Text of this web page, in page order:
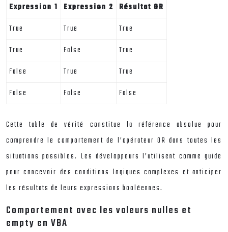
Expression 1 Expression 2 Résultat OR
True
True
True
True
False
True
False
True
True
False
False False
Cette table de vérité constitue la référence absolue pour
comprendre le comportement de l’opérateur OR dans toutes les
situations possibles. Les développeurs l’utilisent comme guide
pour concevoir des conditions logiques complexes et anticiper
les résultats de leurs expressions booléennes.
Comportement avec les valeurs nulles et
empty en VBA